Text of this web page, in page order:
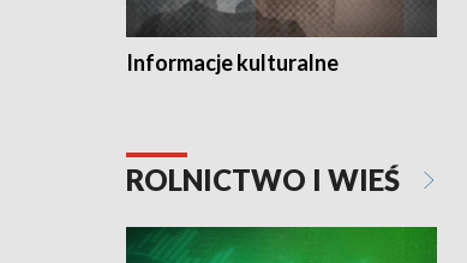
Informacje kulturalne
ROLNICTWO I WIEŚ